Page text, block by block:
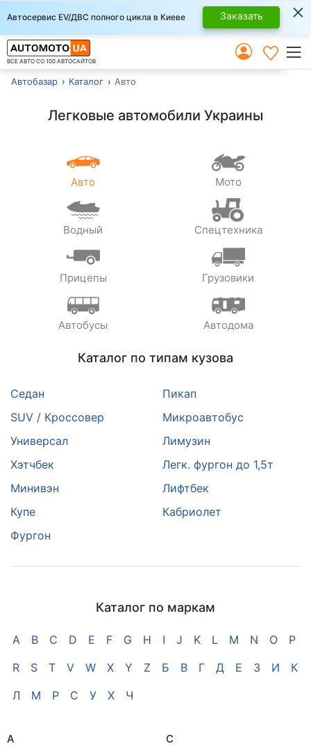
Автосервис EV/ДВС полного цикла в Киеве Заказать ×
ВСЕ АВТО СО 100 АВТОСАЙТОВ
Автобазар Каталог Авто
Легковые автомобили Украины
Авто Мото
Водный Спецтехника
Прицепы Грузовики
Автобусы Автодома
Каталог по типам кузова
Седан
SUV / Кроссовер
Универсал
Хэтчбек
Минивэн
Купе
Фургон
Пикап
Микроавтобус
Лимузин
Легк. фургон до 1,5т
Лифтбек
Кабриолет
Каталог по маркам
A B C D E F G H I J K L M N O
P
R
S T V W X Y Z Б В Г Д Е З И
К
Л
М Р С У Х Ч
A
C